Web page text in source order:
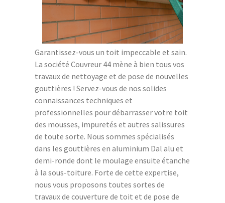
Garantissez-vous un toit impeccable et sain.
La société Couvreur 44 mène à bien tous vos
travaux de nettoyage et de pose de nouvelles
gouttières ! Servez-vous de nos solides
connaissances techniques et
professionnelles pour débarrasser votre toit
des mousses, impuretés et autres salissures
de toute sorte. Nous sommes spécialisés
dans les gouttières en aluminium Dal alu et
demi-ronde dont le moulage ensuite étanche
à la sous-toiture. Forte de cette expertise,
nous vous proposons toutes sortes de
travaux de couverture de toit et de pose de